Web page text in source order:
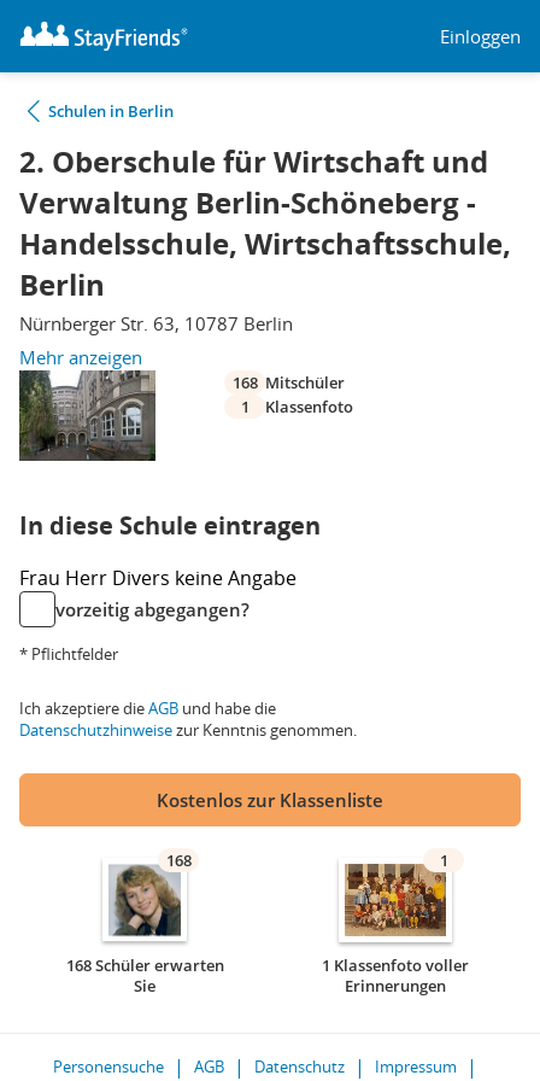
Einloggen
Schulen in Berlin
2. Oberschule für Wirtschaft und
Verwaltung Berlin-Schöneberg -
Handelsschule, Wirtschaftsschule,
Berlin
Nürnberger Str. 63, 10787 Berlin
Mehr anzeigen
168 Mitschüler
1
Klassenfoto
In diese Schule eintragen
Frau Herr Divers keine Angabe
vorzeitig abgegangen?
* Pflichtfelder
Ich akzeptiere dieAGB und habe die
Datenschutzhinweisezur Kenntnis genommen.
Kostenlos zur Klassenliste
168
168 Schüler erwarten
Sie
1
1 Klassenfoto voller
Erinnerungen
Personensuche AGB Datenschutz Impressum